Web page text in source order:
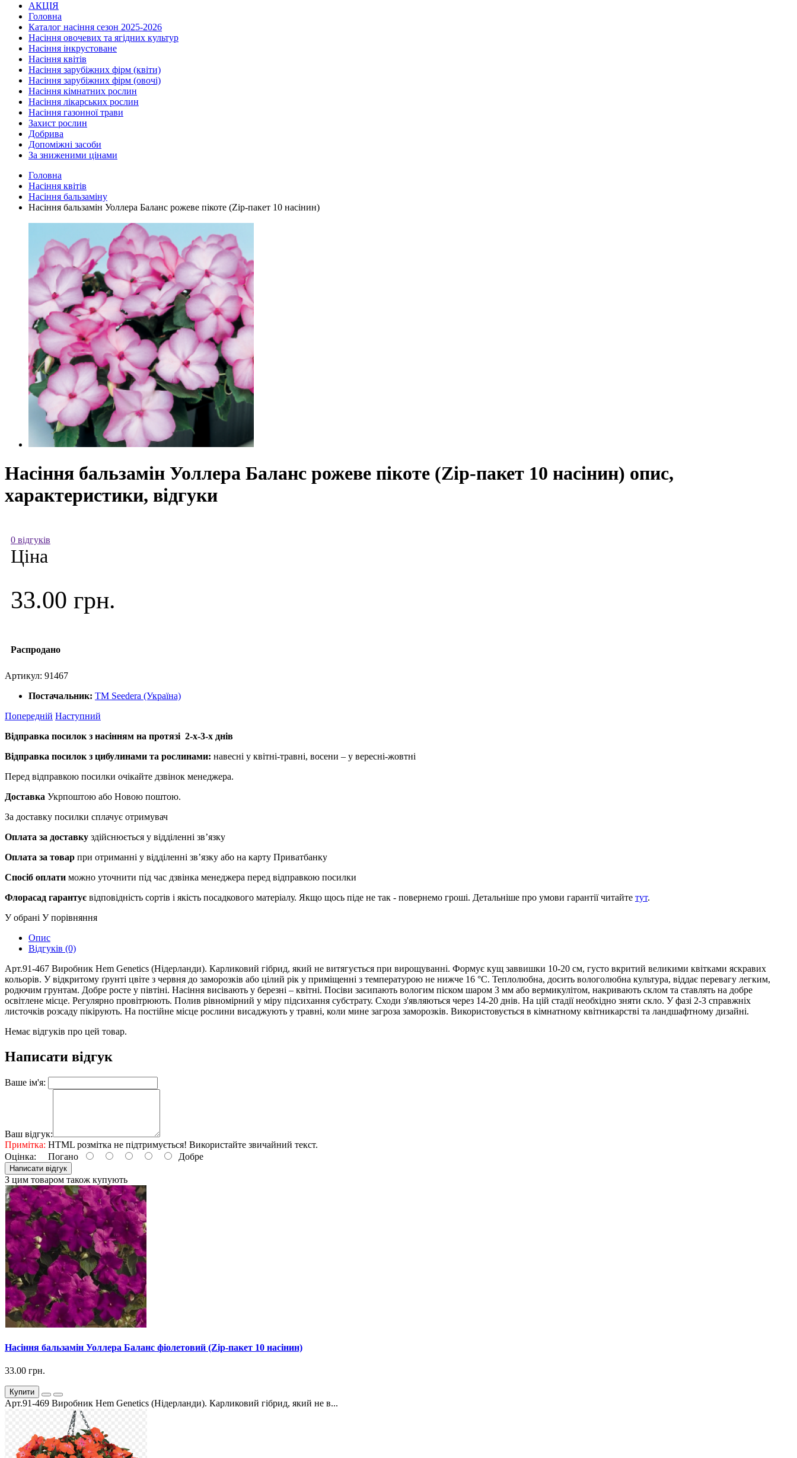
АКЦІЯ
Головна
Каталог насіння сезон 2025-2026
Насіння овочевих та ягідних культур
Насіння інкрустоване
Насіння квітів
Насіння зарубіжних фірм (квіти)
Насіння зарубіжних фірм (овочі)
Насіння кімнатних рослин
Насіння лікарських рослин
Насіння газонної трави
Захист рослин
Добрива
Допоміжні засоби
За зниженими цінами
Головна
Насіння квітів
Насіння бальзаміну
Насіння бальзамін Уоллера Баланс рожеве пікоте (Zip-пакет 10 насінин)
Насіння бальзамін Уоллера Баланс рожеве пікоте (Zip-пакет 10 насінин) опис,
характеристики, відгуки
0 відгуків
Ціна
33.00 грн.
Распродано
Артикул: 91467
Постачальник: ТМ Seedera (Україна)
Попередній Наступний
Відправка посилок з насінням на протязі 2-х-3-х днів
Відправка посилок з цибулинами та рослинами: навесні у квітні-травні, восени – у вересні-жовтні
Перед відправкою посилки очікайте дзвінок менеджера.
Доставка Укрпоштою або Новою поштою.
За доставку посилки сплачує отримувач
Оплата за доставку здійснюється у відділенні зв’язку
Оплата за товар при отриманні у відділенні зв’язку або на карту Приватбанку
Спосіб оплати можно уточнити під час дзвінка менеджера перед відправкою посилки
Флорасад гарантує відповідність сортів і якість посадкового матеріалу. Якщо щось піде не так - повернемо гроші. Детальніше про умови гарантії читайте тут.
У обрані У порівняння
Опис
Відгуків (0)
Арт.91-467 Виробник Hem Genetics (Нідерланди). Карликовий гібрид, який не витягується при вирощуванні. Формує кущ заввишки 10-20 см, густо вкритий великими квітками яскравих
кольорів. У відкритому ґрунті цвіте з червня до заморозків або цілий рік у приміщенні з температурою не нижче 16 °С. Теплолюбна, досить вологолюбна культура, віддає перевагу легким,
родючим грунтам. Добре росте у півтіні. Насіння висівають у березні – квітні. Посіви засипають вологим піском шаром 3 мм або вермикулітом, накривають склом та ставлять на добре
освітлене місце. Регулярно провітрюють. Полив рівномірний у міру підсихання субстрату. Сходи з'являються через 14-20 днів. На цій стадії необхідно зняти скло. У фазі 2-3 справжніх
листочків розсаду пікірують. На постійне місце рослини висаджують у травні, коли мине загроза заморозків. Використовується в кімнатному квітникарстві та ландшафтному дизайні.
Немає відгуків про цей товар.
Написати відгук
Ваше ім'я:
Ваш відгук:
Примітка: HTML розмітка не підтримується! Використайте звичайний текст.
Оцінка: Погано Добре
Написати відгук
З цим товаром також купують
Насіння бальзамін Уоллера Баланс фіолетовий (Zip-пакет 10 насінин)
33.00 грн.
Купити
Арт.91-469 Виробник Hem Genetics (Нідерланди). Карликовий гібрид, який не в...